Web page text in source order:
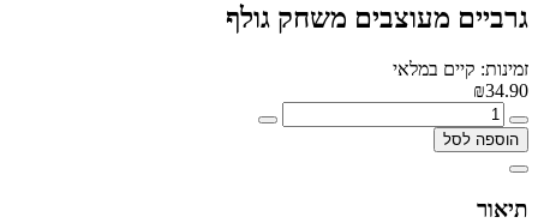
גרביים מעוצבים משחק גולף
זמינות: קיים במלאי
₪34.90
הוספה לסל
תיאור